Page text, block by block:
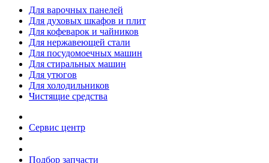
Для варочных панелей
Для духовых шкафов и плит
Для кофеварок и чайников
Для нержавеющей стали
Для посудомоечных машин
Для стиральных машин
Для утюгов
Для холодильников
Чистящие средства
Сервис центр
Подбор запчасти